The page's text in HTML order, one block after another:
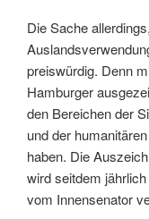
Die Sache
preiswürdig. Denn
Hamburger
den Bereichen der
und der
haben. Die
wird seitdem
vom Innensenator